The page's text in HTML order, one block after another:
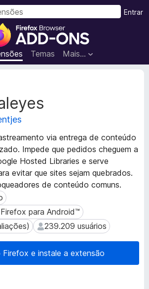
E
x
t
e
õ
e
d
o
N
a
v
g
a
d
o
r
F
Temas Mais…
Entrar
via entrega de conteúdo
Impede que pedidos cheguem a
Hosted Libraries e serve
evitar que sites sejam quebrados.
de conteúdo comuns.
para Android™
para Android™
239.209 usuários
239.209 usuários
Firefox e instale a extensão